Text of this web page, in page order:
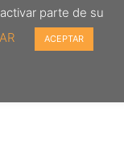
parte de su
ACEPTAR